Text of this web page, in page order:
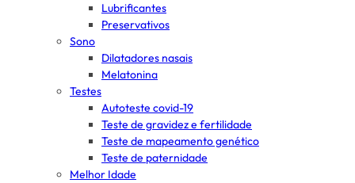
Lubrificantes
Preservativos
Sono
Dilatadores nasais
Melatonina
Testes
Autoteste covid-19
Teste de gravidez e fertilidade
Teste de mapeamento genético
Teste de paternidade
Melhor Idade